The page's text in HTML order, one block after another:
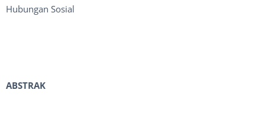
Hubungan Sosial
ABSTRAK